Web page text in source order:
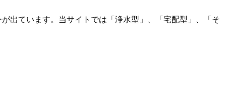
出ています。当サイトでは「浄水型」、「宅配型」、「そ